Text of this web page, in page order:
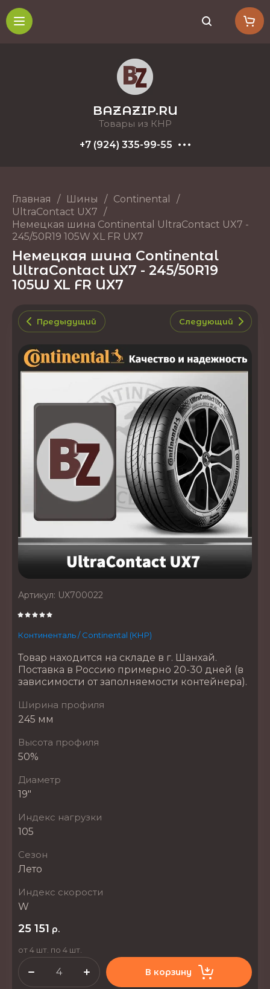
BAZAZIP.RU
Товары из КНР
+7 (924) 335-99-55
Главная / Шины / Continental
/
UltraContact UX7 /
Немецкая шина Continental UltraContact UX7 -
245/50R19 105W XL FR UX7
Немецкая шина Continental
UltraContact UX7 - 245/50R19
105W XL FR UX7
Предыдущий Следующий
Артикул: UX700022
Континенталь / Continental (КНР)
Товар находится на складе в г. Шанхай.
Поставка в Россию примерно 20-30 дней (в
зависимости от заполняемости контейнера).
Ширина профиля
245 мм
Высота профиля
50%
Диаметр
19"
Индекс нагрузки
105
Сезон
Лето
Индекс скорости
W
25 151 р.
от 4 шт. по 4 шт.
В корзину